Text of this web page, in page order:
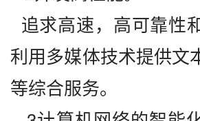
利用多媒体技术提供文
等综合服务。